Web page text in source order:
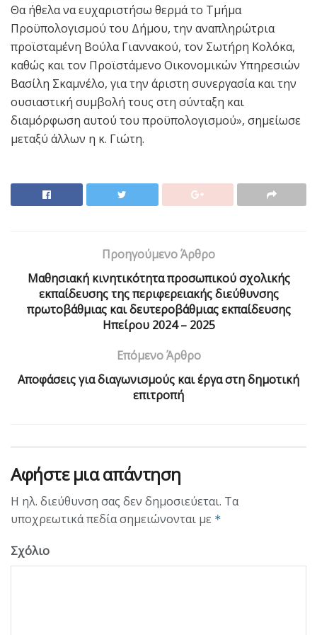
Θα ήθελα να ευχαριστήσω θερμά το Τμήμα
Προϋπολογισμού του Δήμου, την αναπληρώτρια
προϊσταμένη Βούλα Γιαννακού, τον Σωτήρη Κολόκα,
καθώς και τον Προϊστάμενο Οικονομικών Υπηρεσιών
Βασίλη Σκαμνέλο, για την άριστη συνεργασία και την
ουσιαστική συμβολή τους στη σύνταξη και
διαμόρφωση αυτού του προϋπολογισμού», σημείωσε
μεταξύ άλλων η κ. Γιώτη.
Προηγούμενο Άρθρο
Μαθησιακή κινητικότητα προσωπικού σχολικής
εκπαίδευσης της περιφερειακής διεύθυνσης
πρωτοβάθμιας και δευτεροβάθμιας εκπαίδευσης
Ηπείρου 2024 – 2025
Επόμενο Άρθρο
Αποφάσεις για διαγωνισμούς και έργα στη δημοτική
επιτροπή
Αφήστε μια απάντηση
Η ηλ. διεύθυνση σας δεν δημοσιεύεται. Τα
υποχρεωτικά πεδία σημειώνονται με *
Σχόλιο